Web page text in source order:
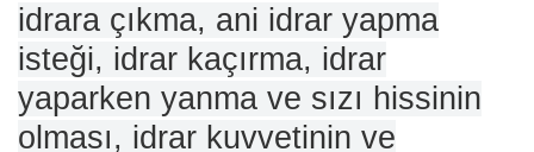
idrara çıkma, ani idrar yapma
isteği, idrar kaçırma, idrar
yaparken yanma ve sızı hissinin
olması, idrar kuvvetinin ve